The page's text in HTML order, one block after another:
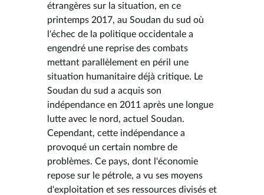
étrangères sur la situation, en ce
printemps 2017, au Soudan du sud où
l'échec de la politique occidentale a
engendré une reprise des combats
mettant parallèlement en péril une
situation humanitaire déjà critique. Le
Soudan du sud a acquis son
indépendance en 2011 après une longue
lutte avec le nord, actuel Soudan.
Cependant, cette indépendance a
provoqué un certain nombre de
problèmes. Ce pays, dont l'économie
repose sur le pétrole, a vu ses moyens
d'exploitation et ses ressources divisés et